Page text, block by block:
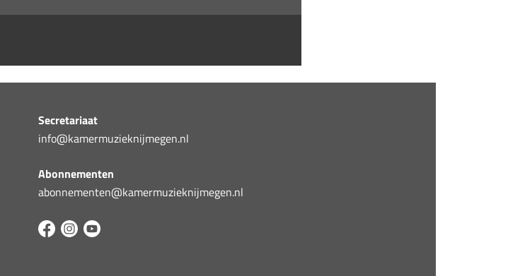
Secretariaat
info@kamermuzieknijmegen.nl
Abonnementen
abonnementen@kamermuzieknijmegen.nl